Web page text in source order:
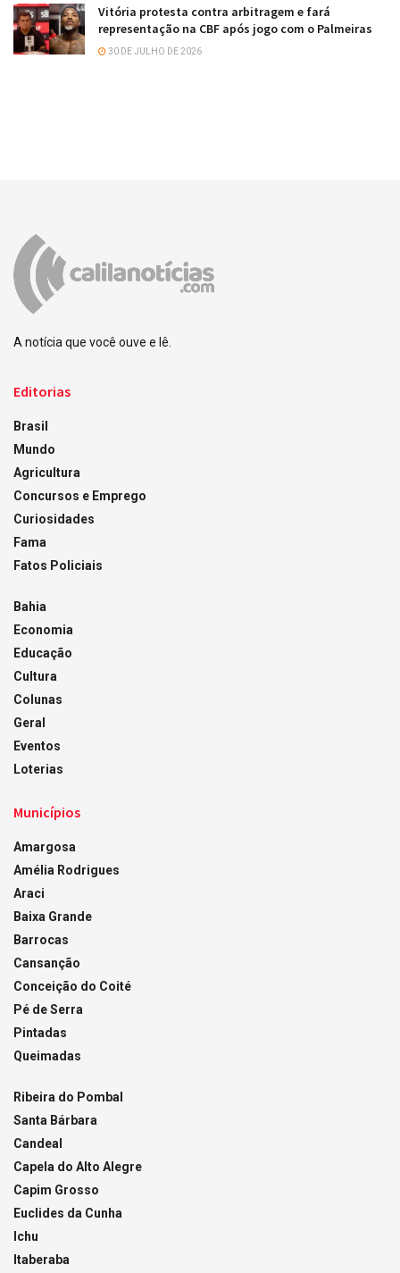
Vitória protesta contra arbitragem e fará
representação na CBF após jogo com o Palmeiras
30 DE JULHO DE 2026
A notícia que você ouve e lê.
Editorias
Brasil
Mundo
Agricultura
Concursos e Emprego
Curiosidades
Fama
Fatos Policiais
Bahia
Economia
Educação
Cultura
Colunas
Geral
Eventos
Loterias
Municípios
Amargosa
Amélia Rodrigues
Araci
Baixa Grande
Barrocas
Cansanção
Conceição do Coité
Pé de Serra
Pintadas
Queimadas
Ribeira do Pombal
Santa Bárbara
Candeal
Capela do Alto Alegre
Capim Grosso
Euclides da Cunha
Ichu
Itaberaba